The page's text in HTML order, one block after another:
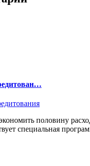
половину
специальная